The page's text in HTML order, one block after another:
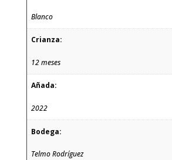
Blanco
Crianza:
12 meses
Añada:
2022
Bodega:
Telmo Rodríguez